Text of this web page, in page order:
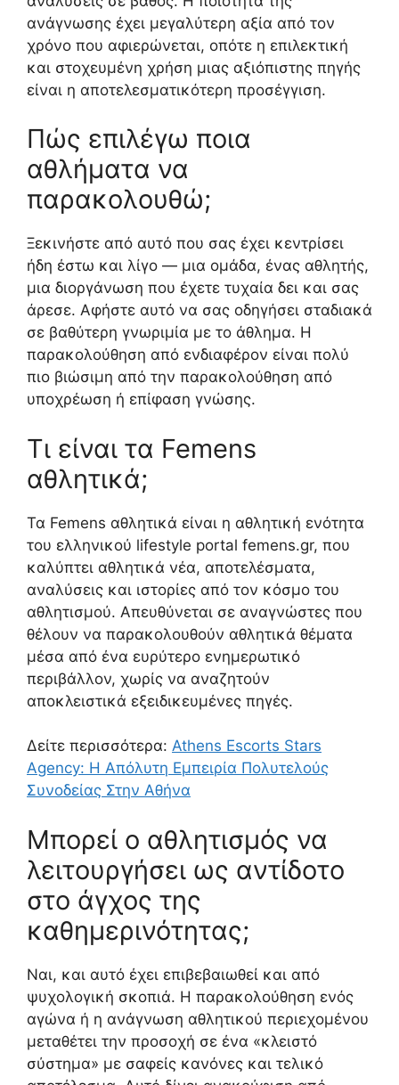
ανάγνωσης έχει μεγαλύτερη αξία από τον
χρόνο που αφιερώνεται, οπότε η επιλεκτική
και στοχευμένη χρήση μιας αξιόπιστης πηγής
είναι η αποτελεσματικότερη προσέγγιση.
Πώς επιλέγω ποια
αθλήματα να
παρακολουθώ;
Ξεκινήστε από αυτό που σας έχει κεντρίσει
ήδη έστω και λίγο — μια ομάδα, ένας αθλητής,
μια διοργάνωση που έχετε τυχαία δει και σας
άρεσε. Αφήστε αυτό να σας οδηγήσει σταδιακά
σε βαθύτερη γνωριμία με το άθλημα. Η
παρακολούθηση από ενδιαφέρον είναι πολύ
πιο βιώσιμη από την παρακολούθηση από
υποχρέωση ή επίφαση γνώσης.
Τι είναι τα Femens
αθλητικά;
Τα Femens αθλητικά είναι η αθλητική ενότητα
του ελληνικού lifestyle portal femens.gr, που
καλύπτει αθλητικά νέα, αποτελέσματα,
αναλύσεις και ιστορίες από τον κόσμο του
αθλητισμού. Απευθύνεται σε αναγνώστες που
θέλουν να παρακολουθούν αθλητικά θέματα
μέσα από ένα ευρύτερο ενημερωτικό
περιβάλλον, χωρίς να αναζητούν
αποκλειστικά εξειδικευμένες πηγές.
Δείτε περισσότερα: Athens Escorts Stars
Agency: Η Απόλυτη Εμπειρία Πολυτελούς
Συνοδείας Στην Αθήνα
Μπορεί ο αθλητισμός να
λειτουργήσει ως αντίδοτο
στο άγχος της
καθημερινότητας;
Ναι, και αυτό έχει επιβεβαιωθεί και από
ψυχολογική σκοπιά. Η παρακολούθηση ενός
αγώνα ή η ανάγνωση αθλητικού περιεχομένου
μεταθέτει την προσοχή σε ένα «κλειστό
σύστημα» με σαφείς κανόνες και τελικό